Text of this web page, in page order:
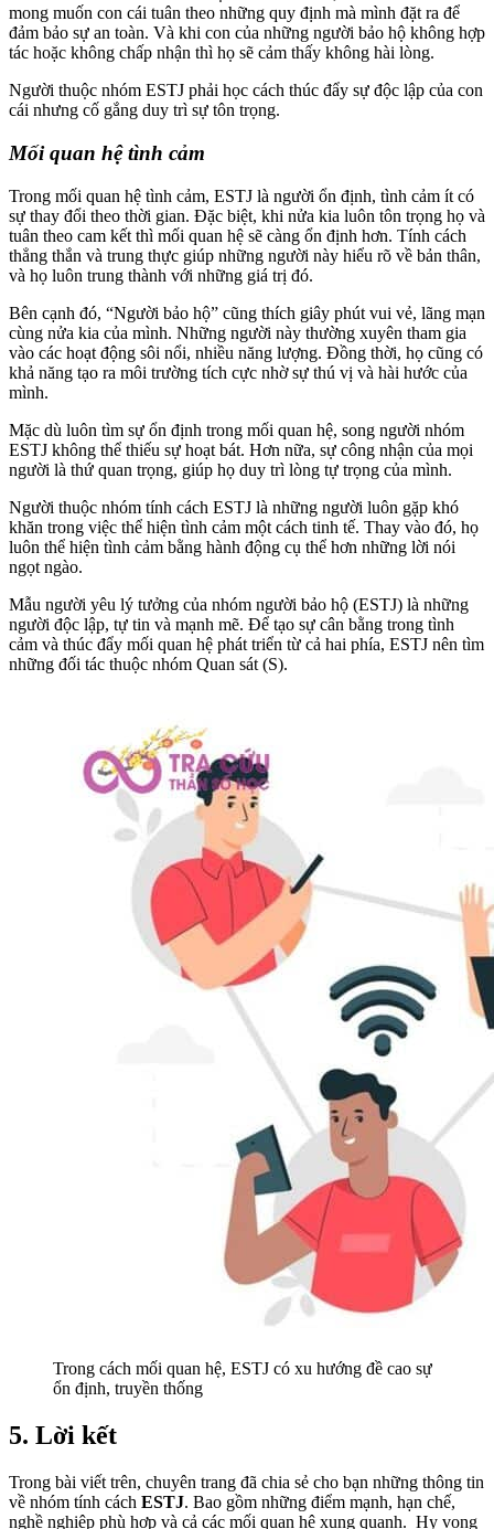
mong muốn con cái tuân theo những quy định mà mình đặt ra để
đảm bảo sự an toàn. Và khi con của những người bảo hộ không hợp
tác hoặc không chấp nhận thì họ sẽ cảm thấy không hài lòng.
Người thuộc nhóm ESTJ phải học cách thúc đẩy sự độc lập của con
cái nhưng cố gắng duy trì sự tôn trọng.
Mối quan hệ tình cảm
Trong mối quan hệ tình cảm, ESTJ là người ổn định, tình cảm ít có
sự thay đổi theo thời gian. Đặc biệt, khi nửa kia luôn tôn trọng họ và
tuân theo cam kết thì mối quan hệ sẽ càng ổn định hơn. Tính cách
thẳng thắn và trung thực giúp những người này hiểu rõ về bản thân,
và họ luôn trung thành với những giá trị đó.
Bên cạnh đó, “Người bảo hộ” cũng thích giây phút vui vẻ, lãng mạn
cùng nửa kia của mình. Những người này thường xuyên tham gia
vào các hoạt động sôi nổi, nhiều năng lượng. Đồng thời, họ cũng có
khả năng tạo ra môi trường tích cực nhờ sự thú vị và hài hước của
mình.
Mặc dù luôn tìm sự ổn định trong mối quan hệ, song người nhóm
ESTJ không thể thiếu sự hoạt bát. Hơn nữa, sự công nhận của mọi
người là thứ quan trọng, giúp họ duy trì lòng tự trọng của mình.
Người thuộc nhóm tính cách ESTJ là những người luôn gặp khó
khăn trong việc thể hiện tình cảm một cách tinh tế. Thay vào đó, họ
luôn thể hiện tình cảm bằng hành động cụ thể hơn những lời nói
ngọt ngào.
Mẫu người yêu lý tưởng của nhóm người bảo hộ (ESTJ) là những
người độc lập, tự tin và mạnh mẽ. Để tạo sự cân bằng trong tình
cảm và thúc đẩy mối quan hệ phát triển từ cả hai phía, ESTJ nên tìm
những đối tác thuộc nhóm Quan sát (S).
Trong cách mối quan hệ, ESTJ có xu hướng đề cao sự
ổn định, truyền thống
5. Lời kết
Trong bài viết trên, chuyên trang đã chia sẻ cho bạn những thông tin
về nhóm tính cách ESTJ. Bao gồm những điểm mạnh, hạn chế,
nghề nghiệp phù hợp và cả các mối quan hệ xung quanh. Hy vọng